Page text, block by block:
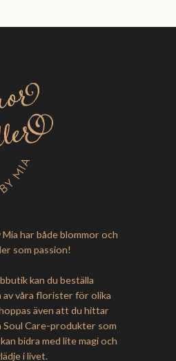
har både blommor och
som passion!
kan du beställa
av våra florister för olika
även att du hittar
Soul Care-produkter som
bidra med lite magi och
i livet.